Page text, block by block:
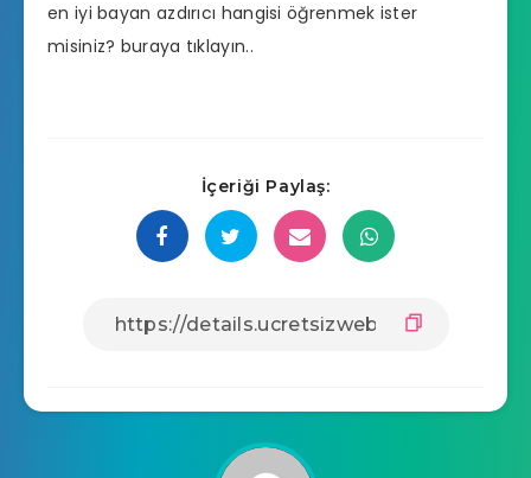
en iyi bayan azdırıcı hangisi öğrenmek ister
misiniz? buraya tıklayın..
İçeriği Paylaş: